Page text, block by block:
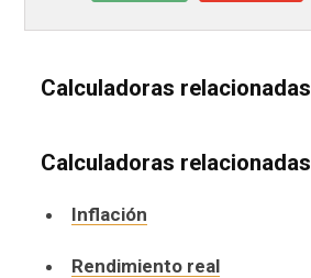
Calculadoras relacionadas
Calculadoras relacionadas
Inflación
Rendimiento real